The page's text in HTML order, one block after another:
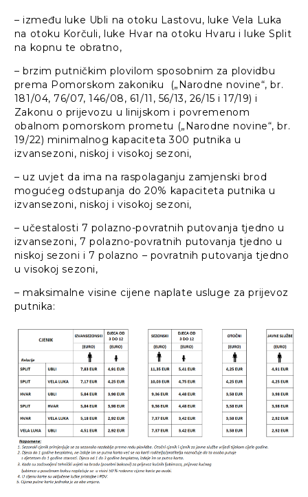
– između luke Ubli na otoku Lastovu, luke Vela Luka
na otoku Korčuli, luke Hvar na otoku Hvaru i luke Split
na kopnu te obratno,
– brzim putničkim plovilom sposobnim za plovidbu
prema Pomorskom zakoniku („Narodne novine“, br.
181/04, 76/07, 146/08, 61/11, 56/13, 26/15 i 17/19) i
Zakonu o prijevozu u linijskom i povremenom
obalnom pomorskom prometu („Narodne novine“, br.
19/22) minimalnog kapaciteta 300 putnika u
izvansezoni, niskoj i visokoj sezoni,
– uz uvjet da ima na raspolaganju zamjenski brod
mogućeg odstupanja do 20% kapaciteta putnika u
izvansezoni, niskoj i visokoj sezoni,
– učestalosti 7 polazno-povratnih putovanja tjedno u
izvansezoni, 7 polazno-povratnih putovanja tjedno u
niskoj sezoni i 7 polazno – povratnih putovanja tjedno
u visokoj sezoni,
– maksimalne visine cijene naplate usluge za prijevoz
putnika: